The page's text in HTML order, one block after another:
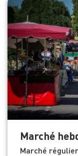
Marché
Marché régulier